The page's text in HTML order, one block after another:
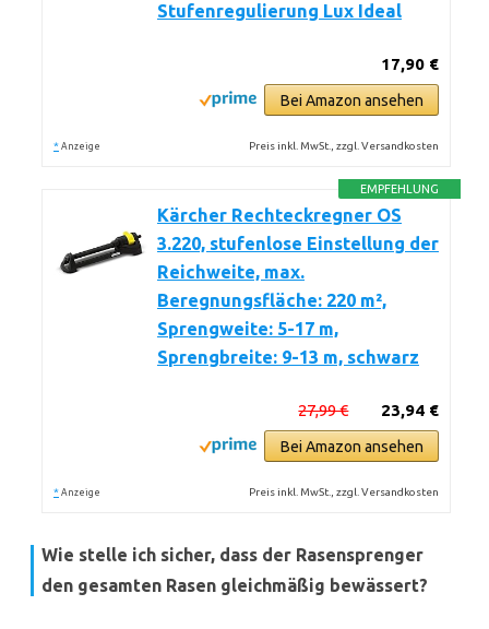
Stufenregulierung Lux Ideal
17,90 €
Bei Amazon ansehen
* Anzeige Preis inkl. MwSt., zzgl. Versandkosten
EMPFEHLUNG
Kärcher Rechteckregner OS
3.220, stufenlose Einstellung der
Reichweite, max.
Beregnungsfläche: 220 m²,
Sprengweite: 5-17 m,
Sprengbreite: 9-13 m, schwarz
23,94 €
27,99 €
Bei Amazon ansehen
* Anzeige Preis inkl. MwSt., zzgl. Versandkosten
Wie stelle ich sicher, dass der Rasensprenger
den gesamten Rasen gleichmäßig bewässert?